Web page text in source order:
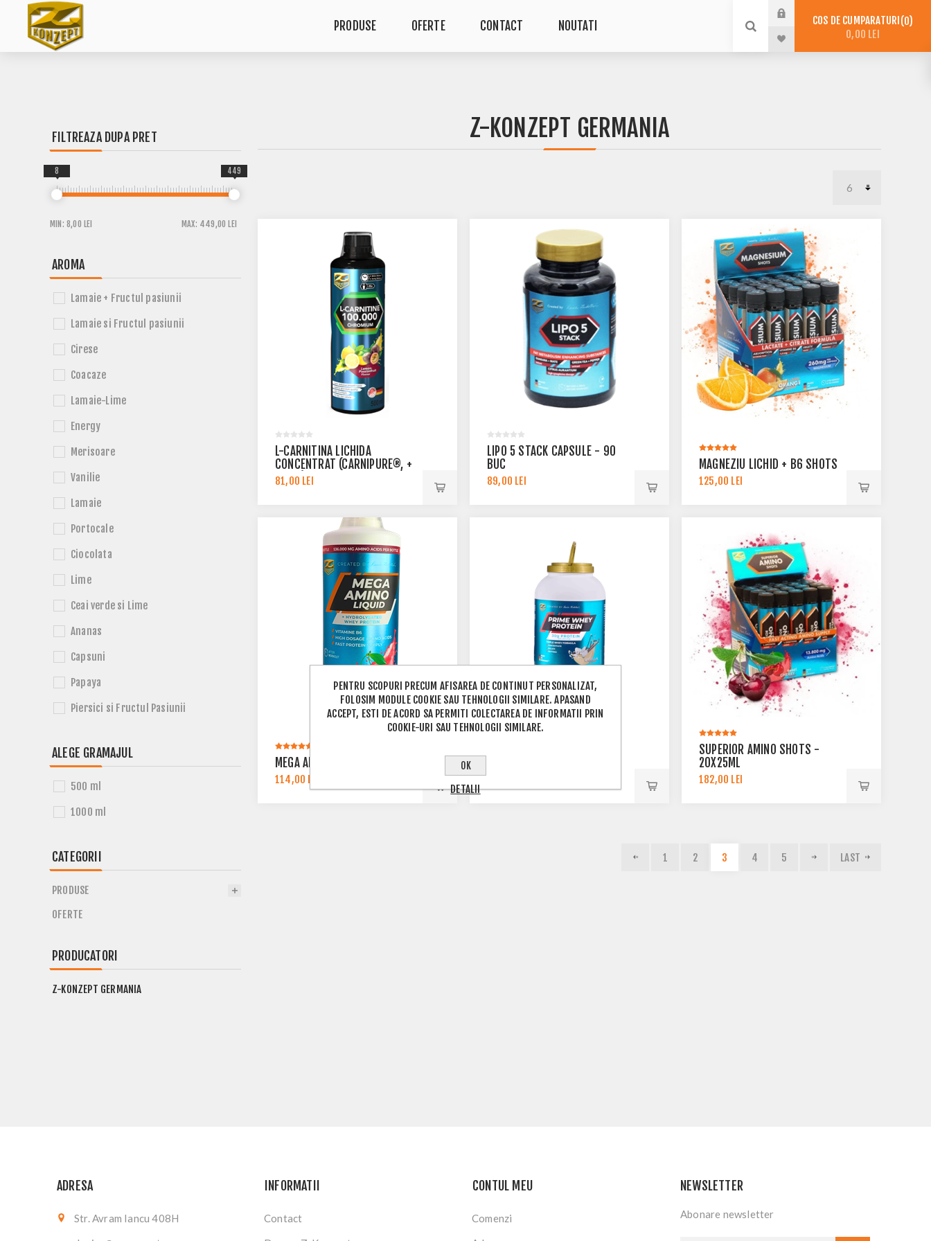
PRODUSE OFERTE CONTACT NOUTATI COS DE CUMPARATURI 0
0,00 LEI
Z-KONZEPT GERMANIA
L-CARNITINA LICHIDA
CONCENTRAT (CARNIPURE®, +
CROM)
81,00 LEI
LIPO 5 STACK CAPSULE - 90
BUC
89,00 LEI
MAGNEZIU LICHID + B6 SHOTS
125,00 LEI
MEGA AMINO LIQUID
114,00 LEI
SUPERIOR AMINO SHOTS -
20X25ML
182,00 LEI
1 2 3 4 5 LAST
FILTREAZA DUPA PRET
MIN: 8,00 LEI MAX: 449,00 LEI
8 449
AROMA
Lamaie + Fructul pasiunii
Lamaie si Fructul pasiunii
Cirese
Coacaze
Lamaie-Lime
Energy
Merisoare
Vanilie
Lamaie
Portocale
Ciocolata
Lime
Ceai verde si Lime
Ananas
Capsuni
Papaya
Piersici si Fructul Pasiunii
ALEGE GRAMAJUL
500 ml
1000 ml
CATEGORII
PRODUSE
OFERTE
PRODUCATORI
Z-KONZEPT GERMANIA
ADRESA
Str. Avram Iancu 408H
INFORMATII
Contact
CONTUL MEU
Comenzi
NEWSLETTER
Abonare newsletter
PENTRU SCOPURI PRECUM AFISAREA DE CONTINUT PERSONALIZAT,
FOLOSIM MODULE COOKIE SAU TEHNOLOGII SIMILARE. APASAND
ACCEPT, ESTI DE ACORD SA PERMITI COLECTAREA DE INFORMATII PRIN
COOKIE-URI SAU TEHNOLOGII SIMILARE.
OK
DETALII